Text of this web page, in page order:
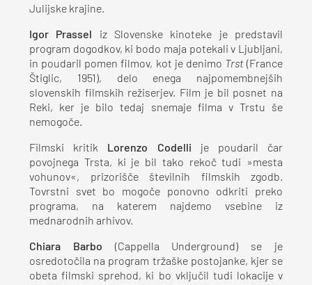
Julijske krajine.
Igor Prassel iz Slovenske kinoteke je predstavil
program dogodkov, ki bodo maja potekali v Ljubljani,
in poudaril pomen filmov, kot je denimo Trst(France
Štiglic, 1951), delo enega najpomembnejših
slovenskih filmskih režiserjev. Film je bil posnet na
Reki, ker je bilo tedaj snemaje filma v Trstu še
nemogoče.
Filmski kritik Lorenzo Codelli je poudaril čar
povojnega Trsta, ki je bil tako rekoč tudi »mesta
vohunov«, prizorišče številnih filmskih zgodb.
Tovrstni svet bo mogoče ponovno odkriti preko
programa, na katerem najdemo vsebine iz
mednarodnih arhivov.
Chiara Barbo (Cappella Underground) se je
osredotočila na program tržaške postojanke, kjer se
obeta filmski sprehod, ki bo vključil tudi lokacije v